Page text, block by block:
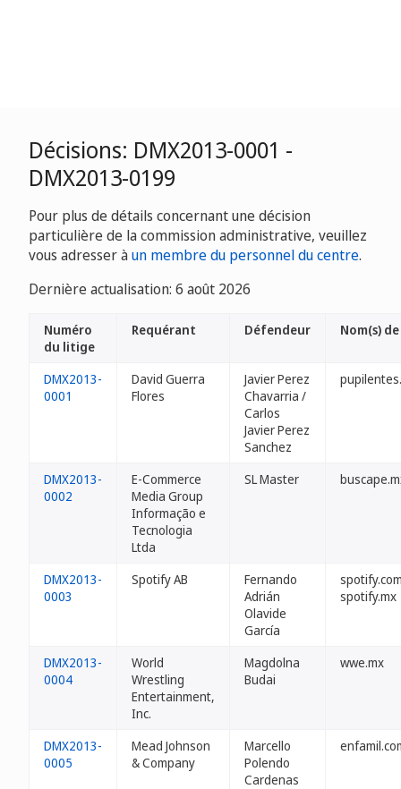
Décisions: DMX2013-0001 -
DMX2013-0199
Pour plus de détails concernant une décision
particulière de la commission administrative, veuillez
vous adresser àun membre du personnel du centre.
Dernière actualisation: 6 août 2026
Numéro
du litige
Requérant Défendeur Nom(s)
DMX2013-
0001
David Guerra
Flores
Javier Perez
Chavarria /
Carlos
Javier Perez
Sanchez
DMX2013-
0002
E-Commerce
Media Group
Informação e
Tecnologia
Ltda
SL Master
DMX2013-
0003
Spotify AB
Fernando
Adrián
Olavide
García
spotify.mx
DMX2013-
0004
World
Wrestling
Entertainment,
Inc.
Magdolna
Budai
wwe.mx
DMX2013-
0005
Mead Johnson
& Company
Marcello
Polendo
Cardenas